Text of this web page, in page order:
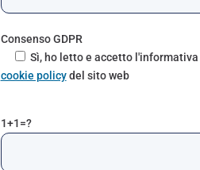
Consenso GDPR
Sì, ho letto e accetto l'informativa
cookie policydel sito web
1+1=?